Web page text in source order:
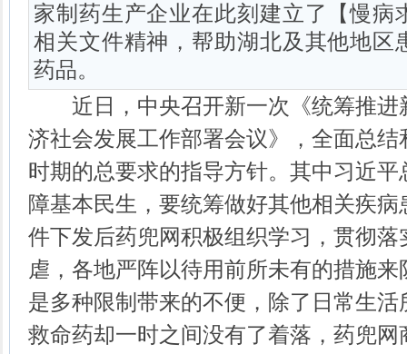
家制药生产企业在此刻建立了【慢病
相关文件精神，帮助湖北及其他地区
药品。
近日，中央召开新一次《统筹推进
济社会发展工作部署会议》，全面总
时期的总要求的指导方针。其中习近
障基本民生，要统筹做好其他相关疾
件下发后药兜网积极组织学习，贯彻
虐，各地严阵以待用前所未有的措施
是多种限制带来的不便，除了日常生
救命药却一时之间没有了着落，药兜